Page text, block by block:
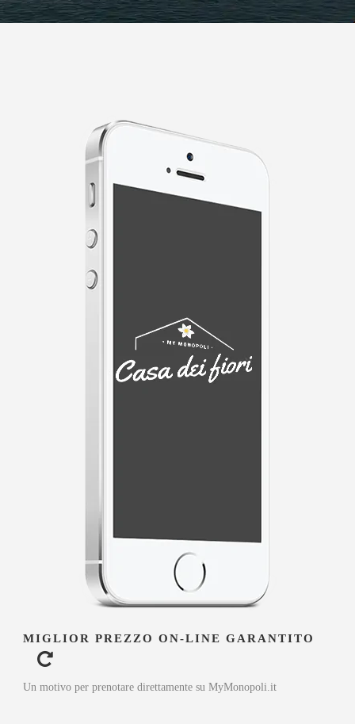
MIGLIOR PREZZO ON-LINE GARANTITO
Un motivo per prenotare direttamente su MyMonopoli.it